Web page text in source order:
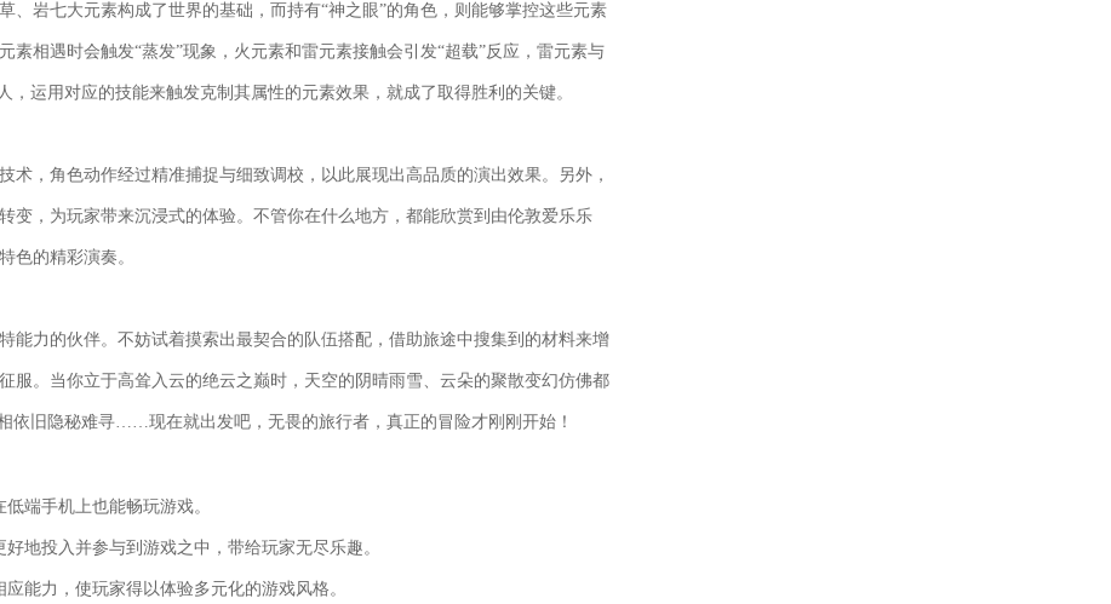
、岩七大元素构成了世界的基础，而持有“神之眼”的角色，则能够掌控这些元素
相遇时会触发“蒸发”现象，火元素和雷元素接触会引发“超载”反应，雷元素与
运用对应的技能来触发克制其属性的元素效果，就成了取得胜利的关键。
术，角色动作经过精准捕捉与细致调校，以此展现出高品质的演出效果。另外，
变，为玩家带来沉浸式的体验。不管你在什么地方，都能欣赏到由伦敦爱乐乐
色的精彩演奏。
能力的伙伴。不妨试着摸索出最契合的队伍搭配，借助旅途中搜集到的材料来增
服。当你立于高耸入云的绝云之巅时，天空的阴晴雨雪、云朵的聚散变幻仿佛都
依旧隐秘难寻……现在就出发吧，无畏的旅行者，真正的冒险才刚刚开始！
端手机上也能畅玩游戏。
地投入并参与到游戏之中，带给玩家无尽乐趣。
能力，使玩家得以体验多元化的游戏风格。